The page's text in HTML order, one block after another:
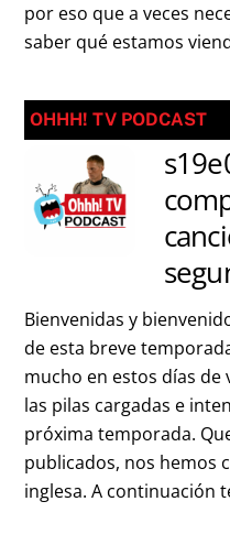
por eso que a veces
saber qué estamos
OHHH! TV PODCAST
Bienvenidas y
de esta breve
mucho en estos días de
las pilas cargadas e
próxima temporada.
publicados, nos hemos
inglesa. A continuación